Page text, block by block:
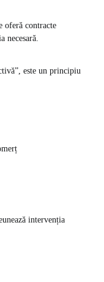
oferă contracte
necesară.
este un principiu
intervenția